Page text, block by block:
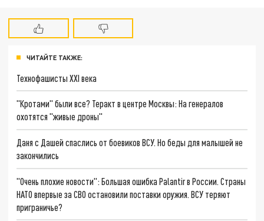
ЧИТАЙТЕ ТАКЖЕ:
Технофашисты XXI века
"Кротами" были все? Теракт в центре Москвы: На генералов
охотятся "живые дроны"
Даня с Дашей спаслись от боевиков ВСУ. Но беды для малышей не
закончились
"Очень плохие новости": Большая ошибка Palantir в России. Страны
НАТО впервые за СВО остановили поставки оружия. ВСУ теряют
приграничье?